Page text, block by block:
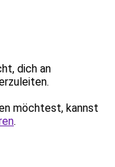
dich an
möchtest, kannst
.